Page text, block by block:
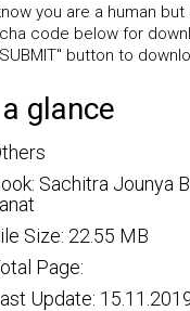
you are a human
code below for
button to
glance
Sachitra Jounya
Size: 22.55 MB
Page:
Update: